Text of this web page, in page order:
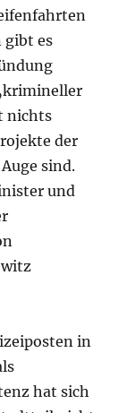
gibt es
nichts
der
sind.
und
in
hat sich